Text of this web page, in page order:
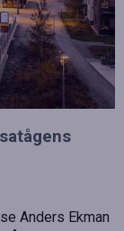
Anders Ekman